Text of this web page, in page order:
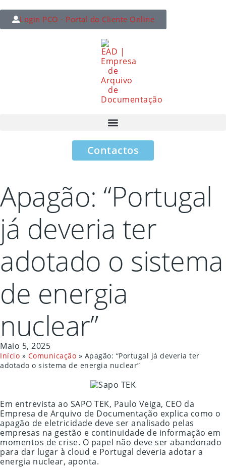
Login PCO - Portal do Cliente Online
Contactos
Apagão: “Portugal
já deveria ter
adotado o sistema
de energia
nuclear”
Maio 5, 2025
Início » Comunicação » Apagão: “Portugal já deveria ter
adotado o sistema de energia nuclear”
Em entrevista ao SAPO TEK, Paulo Veiga, CEO da
Empresa de Arquivo de Documentação explica como o
apagão de eletricidade deve ser analisado pelas
empresas na gestão e continuidade de informação em
momentos de crise. O papel não deve ser abandonado
para dar lugar à cloud e Portugal deveria adotar a
energia nuclear, aponta.